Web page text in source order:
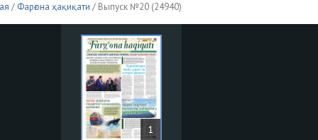
/ Фарғона ҳақиқати / Выпуск №20 (24940)
1